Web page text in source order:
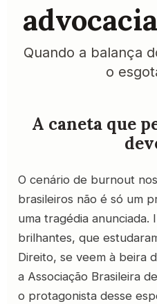
Quando a balança
o
A caneta que
O cenário de burnout
brasileiros não é só um
uma tragédia anunciada.
brilhantes, que
Direito, se veem à beira
a Associação Brasileira
o protagonista desse